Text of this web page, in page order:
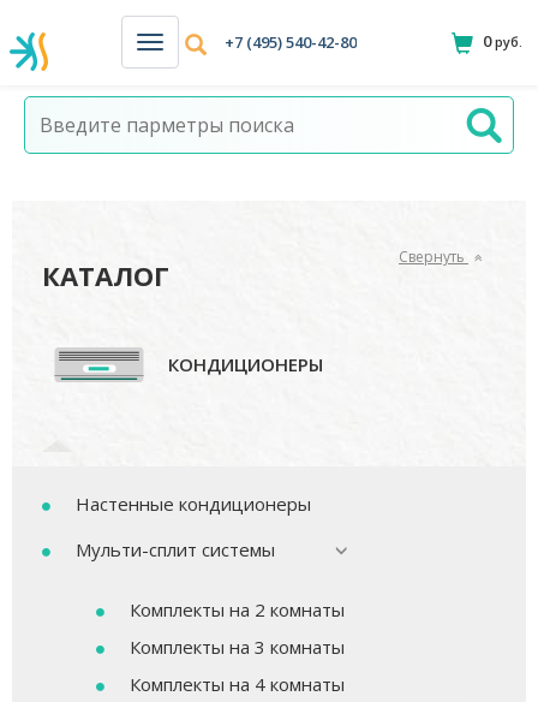
Н
а
в
и
+7 (495) 540-42-80 0руб.
КАТАЛОГ
Свернуть
КОНДИЦИОНЕРЫ
Настенные кондиционеры
Мульти-сплит системы
Комплекты на 2 комнаты
Комплекты на 3 комнаты
Комплекты на 4 комнаты